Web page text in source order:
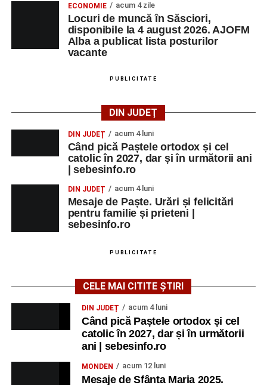
ECONOMIE acum 4 zile
Locuri de muncă în Săsciori,
disponibile la 4 august 2026. AJOFM
Alba a publicat lista posturilor
vacante
PUBLICITATE
DIN JUDEȚ
DIN JUDEȚ acum 4 luni
Când pică Paștele ortodox și cel
catolic în 2027, dar și în următorii ani
| sebesinfo.ro
DIN JUDEȚ acum 4 luni
Mesaje de Paște. Urări și felicitări
pentru familie și prieteni |
sebesinfo.ro
PUBLICITATE
CELE MAI CITITE ȘTIRI
DIN JUDEȚ acum 4 luni
Când pică Paștele ortodox și cel
catolic în 2027, dar și în următorii
ani | sebesinfo.ro
MONDEN acum 12 luni
Mesaje de Sfânta Maria 2025.